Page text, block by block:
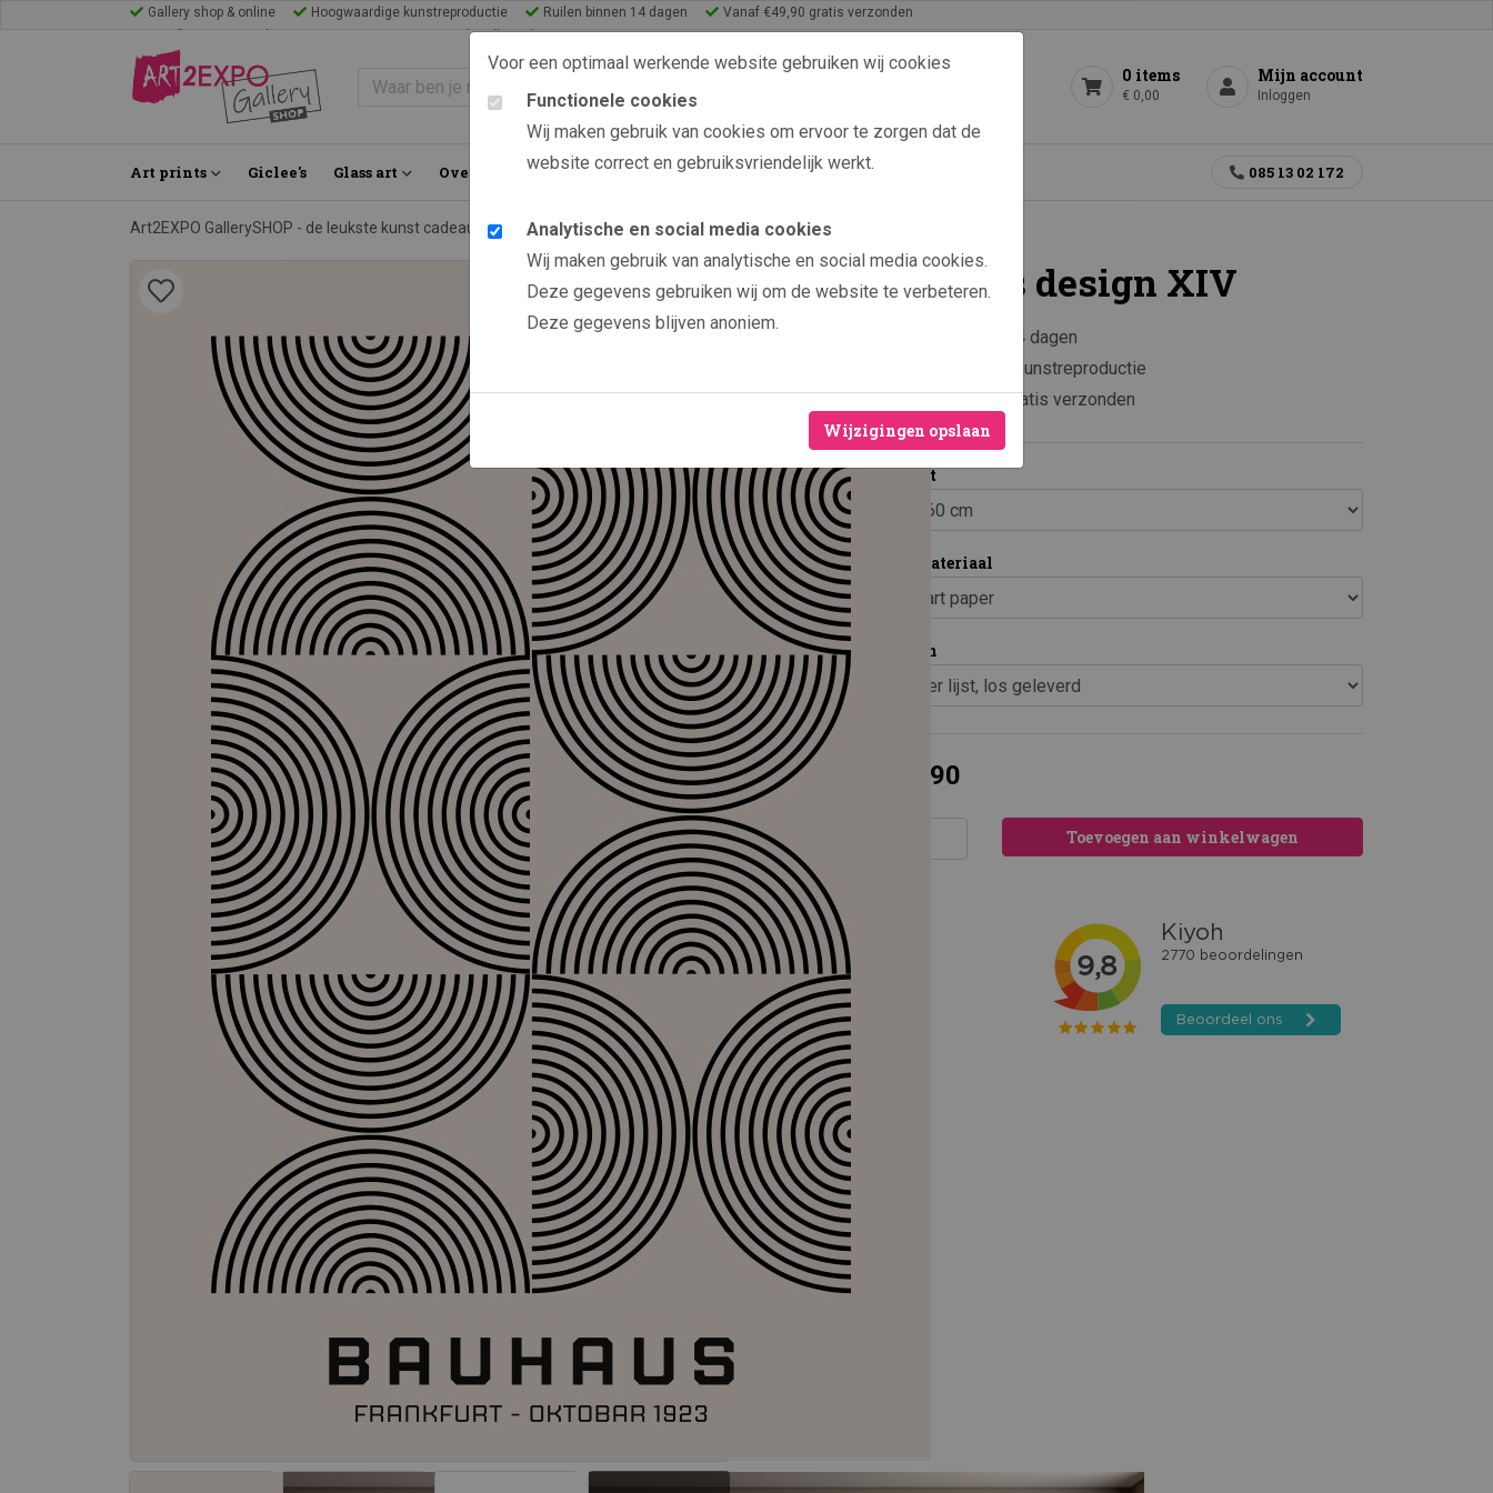
Voor een optimaal werkende website gebruiken wij cookies
Functionele cookies
Wij maken gebruik van cookies om ervoor te zorgen dat de
website correct en gebruiksvriendelijk werkt.
Analytische en social media cookies
Wij maken gebruik van analytische en social media cookies.
Deze gegevens gebruiken wij om de website te verbeteren.
Deze gegevens blijven anoniem.
Wijzigingen opslaan
Gallery shop & online Hoogwaardige kunstreproductie Ruilen binnen 14 dagen
Vanaf €49,90 gratis verzonden
Bezoek Gallery Shop
0 items
€ 0,00
Mijn account
Inloggen
Art prints Giclee's Glass art Over ons 085 13 02 172
Art2EXPO GallerySHOP - de leukste kunst cadeau ideeën Producten Bauhaus design XIV
Bauhaus design XIV
Ruilen binnen 14 dagen
Hoogwaardige kunstreproductie
Vanaf €49,90 gratis verzonden
Formaat
Print materiaal
Inlijsten
€ 29,90
Toevoegen aan winkelwagen